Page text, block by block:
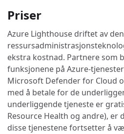
Priser
Azure Lighthouse driftet av
ekstra kostnad. Partnere som
funksjonene på Azure-
Microsoft Defender for Cloud
med å betale for de
underliggende tjeneste er
Resource Health og andre), er
disse tjenestene fortsetter å